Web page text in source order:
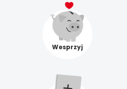
Wesprzyj